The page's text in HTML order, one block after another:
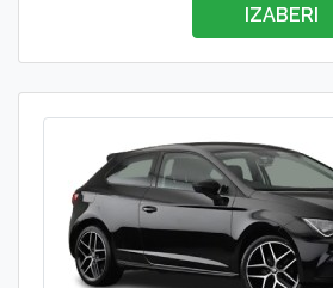
IZABERI